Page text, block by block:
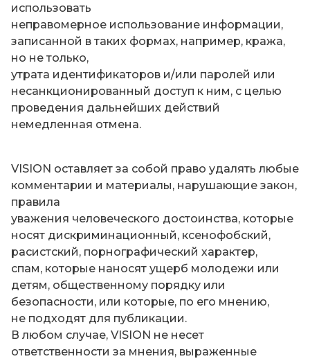
использовать
неправомерное использование информации,
записанной в таких формах, например, кража,
но не только,
утрата идентификаторов и/или паролей или
несанкционированный доступ к ним, с целью
проведения дальнейших действий
немедленная отмена.
VISION оставляет за собой право удалять любые
комментарии и материалы, нарушающие закон,
правила
уважения человеческого достоинства, которые
носят дискриминационный, ксенофобский,
расистский, порнографический характер,
спам, которые наносят ущерб молодежи или
детям, общественному порядку или
безопасности, или которые, по его мнению,
не подходят для публикации.
В любом случае, VISION не несет
ответственности за мнения, выраженные